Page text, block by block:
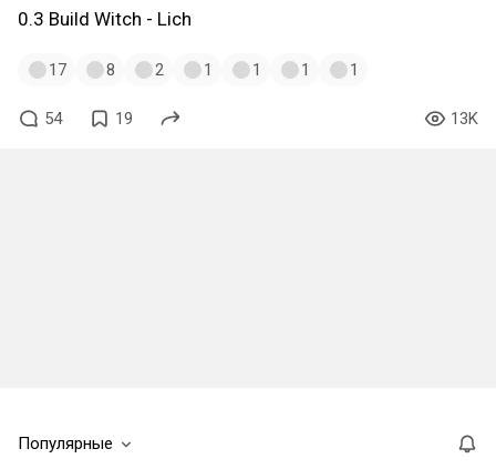
0.3 Build Witch - Lich
17 8 2 1 1 1 1
54 19 13K
Популярные